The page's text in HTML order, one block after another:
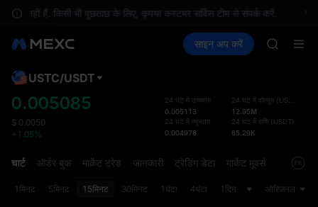
नहीं हैं. किसी भी पूछताछ के लिए, कृपया कस्टमर सर्विस टीम से संपर्क करें.
स्पॉट फ़्यूचर्स SPCX कमाएँ
साइन अप करें
SKYAI
AAOI
SKYAI
को
USTC/USDT
0.005085
$ 0.0050
+1.05%
24 घंटे में उच्चतम
0.005113
24 घंटे में न्यूनतम
0.004978
24 घंटे में वॉल्यूम (USTC
12.95M
24 घंटे में राशि (USDT)
65.29K
चार्ट ऑर्डर बुक मार्केट ट्रेड जानकारी ट्रेडिंग डेटा मार्केट मूवर्स
1मिनट 5मिनट 15मिनट 30मिनट 1घंटा 4घंटा 1दिन ओरिजनल